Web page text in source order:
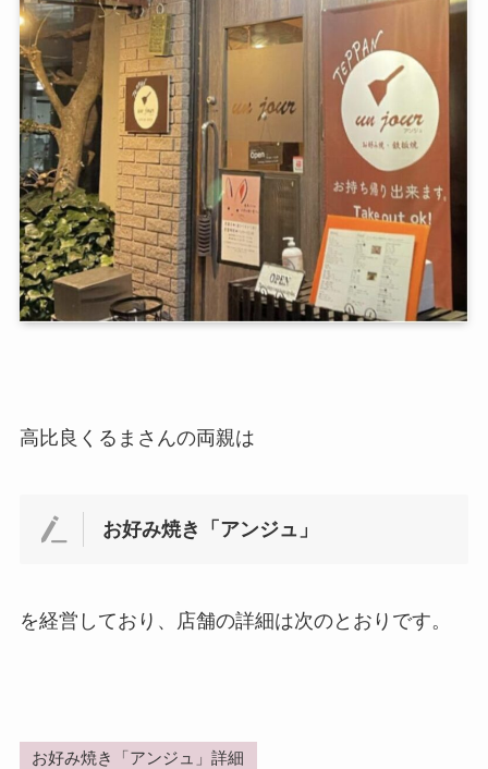
高比良くるまさんの両親は
お好み焼き「アンジュ」
を経営しており、店舗の詳細は次のとおりです。
お好み焼き「アンジュ」詳細